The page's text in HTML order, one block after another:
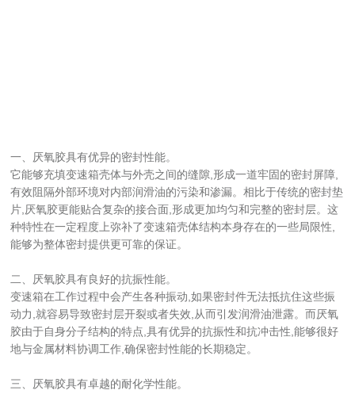
一、厌氧胶具有优异的密封性能。
它能够充填变速箱壳体与外壳之间的缝隙,形成一道牢固的密封屏障,
有效阻隔外部环境对内部润滑油的污染和渗漏。相比于传统的密封垫
片,厌氧胶更能贴合复杂的接合面,形成更加均匀和完整的密封层。这
种特性在一定程度上弥补了变速箱壳体结构本身存在的一些局限性,
能够为整体密封提供更可靠的保证。
二、厌氧胶具有良好的抗振性能。
变速箱在工作过程中会产生各种振动,如果密封件无法抵抗住这些振
动力,就容易导致密封层开裂或者失效,从而引发润滑油泄露。而厌氧
胶由于自身分子结构的特点,具有优异的抗振性和抗冲击性,能够很好
地与金属材料协调工作,确保密封性能的长期稳定。
三、厌氧胶具有卓越的耐化学性能。